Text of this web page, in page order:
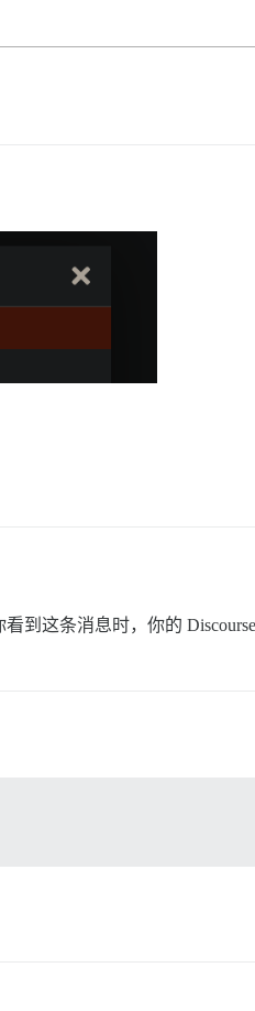
到这条消息时，你的